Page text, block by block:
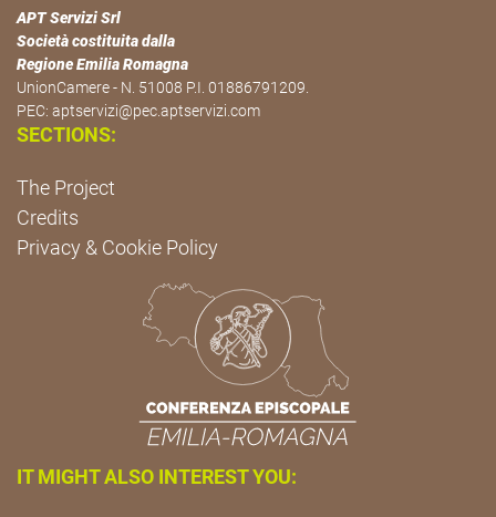
APT Servizi Srl
Società costituita dalla
Regione Emilia Romagna
UnionCamere - N. 51008 P.I. 01886791209.
PEC: aptservizi@pec.aptservizi.com
SECTIONS:
The Project
Credits
Privacy & Cookie Policy
IT MIGHT ALSO INTEREST YOU: